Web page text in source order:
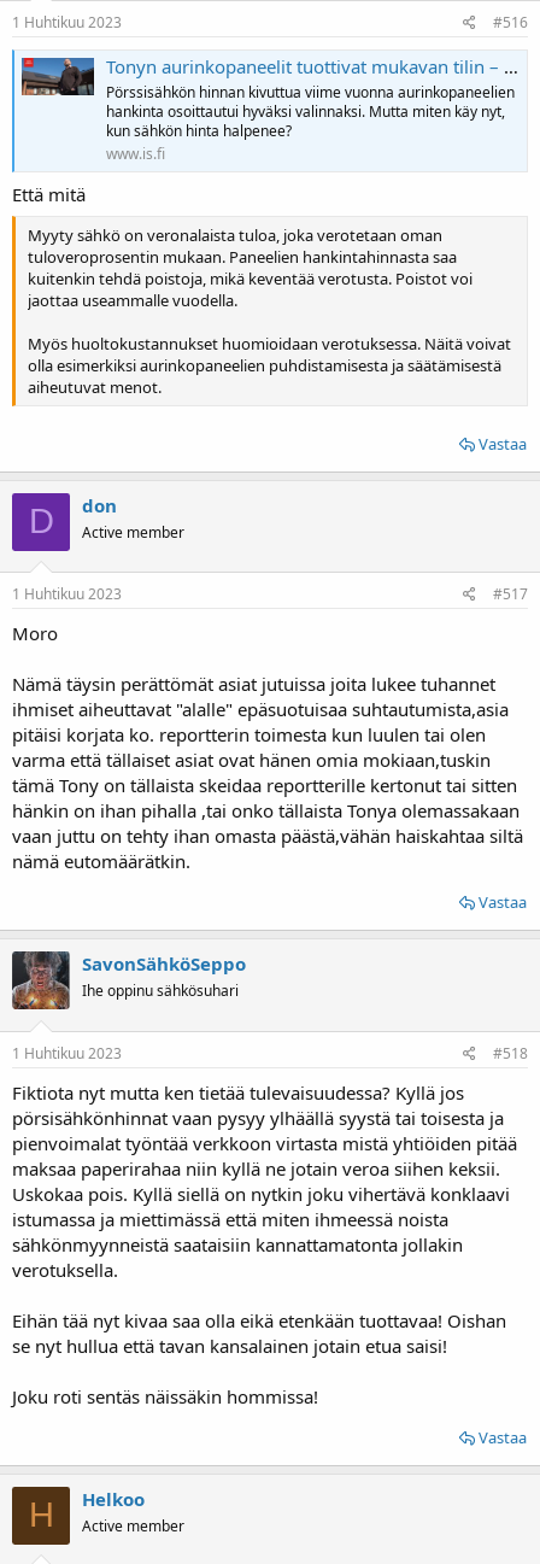
1 Huhtikuu 2023 #516
Tonyn aurinkopaneelit tuottivat mukavan tilin – ”Viime vuosi oli poikkeuksellisen hyvä”
Pörssisähkön hinnan kivuttua viime vuonna aurinkopaneelien
hankinta osoittautui hyväksi valinnaksi. Mutta miten käy nyt,
kun sähkön hinta halpenee?
www.is.fi
Että mitä
Myyty sähkö on veronalaista tuloa, joka verotetaan oman
tuloveroprosentin mukaan. Paneelien hankintahinnasta saa
kuitenkin tehdä poistoja, mikä keventää verotusta. Poistot voi
jaottaa useammalle vuodella.
Myös huoltokustannukset huomioidaan verotuksessa. Näitä voivat
olla esimerkiksi aurinkopaneelien puhdistamisesta ja säätämisestä
aiheutuvat menot.
Vastaa
D don
Active member
1 Huhtikuu 2023 #517
Moro
Nämä täysin perättömät asiat jutuissa joita lukee tuhannet
ihmiset aiheuttavat "alalle" epäsuotuisaa suhtautumista,asia
pitäisi korjata ko. reportterin toimesta kun luulen tai olen
varma että tällaiset asiat ovat hänen omia mokiaan,tuskin
tämä Tony on tällaista skeidaa reportterille kertonut tai sitten
hänkin on ihan pihalla ,tai onko tällaista Tonya olemassakaan
vaan juttu on tehty ihan omasta päästä,vähän haiskahtaa siltä
nämä eutomäärätkin.
Vastaa
SavonSähköSeppo
Ihe oppinu sähkösuhari
1 Huhtikuu 2023 #518
Fiktiota nyt mutta ken tietää tulevaisuudessa? Kyllä jos
pörsisähkönhinnat vaan pysyy ylhäällä syystä tai toisesta ja
pienvoimalat työntää verkkoon virtasta mistä yhtiöiden pitää
maksaa paperirahaa niin kyllä ne jotain veroa siihen keksii.
Uskokaa pois. Kyllä siellä on nytkin joku vihertävä konklaavi
istumassa ja miettimässä että miten ihmeessä noista
sähkönmyynneistä saataisiin kannattamatonta jollakin
verotuksella.
Eihän tää nyt kivaa saa olla eikä etenkään tuottavaa! Oishan
se nyt hullua että tavan kansalainen jotain etua saisi!
Joku roti sentäs näissäkin hommissa!
Vastaa
H Helkoo
Active member